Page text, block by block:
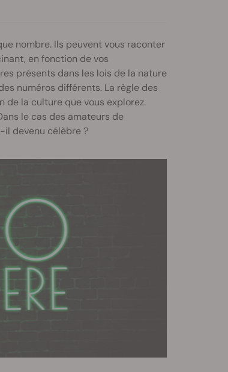
nombre. Ils peuvent vous raconter
en fonction de vos
présents dans les lois de la nature
numéros différents. La règle des
la culture que vous explorez.
le cas des amateurs de
il devenu célèbre ?